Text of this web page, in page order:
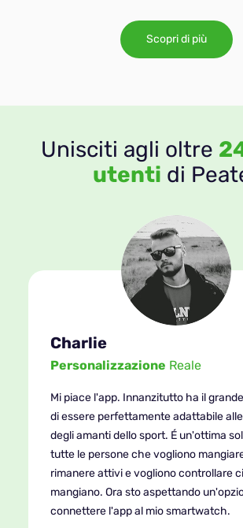
Scopri di più
Unisciti agli oltre
utenti di
Charlie
Personalizzazione Reale
Mi piace l'app. Innanzitutto ha il
di essere perfettamente adattabile
degli amanti dello sport. É un'ottima
tutte le persone che vogliono
rimanere attivi e vogliono controllare
mangiano. Ora sto aspettando
connettere l'app al mio smartwatch.